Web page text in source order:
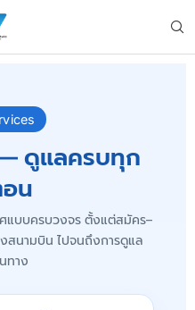
— ดูแลครบทุก
น
แบบครบวงจร ตั้งแต่สมัคร–
สนามบิน ไปจนถึงการดูแล
ทาง